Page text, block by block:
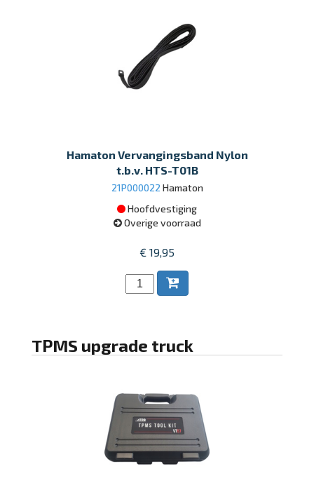
Hamaton Vervangingsband Nylon
t.b.v. HTS-T01B
21P000022 Hamaton
Hoofdvestiging
Overige voorraad
€ 19,95
TPMS upgrade truck